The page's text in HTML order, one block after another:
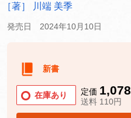
［著］ 川端 美季
発売日 2024年10月10日
新書
在庫あり 定価 1,078
送料 110円